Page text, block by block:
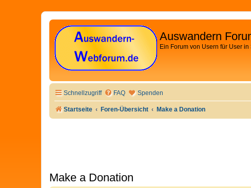
Auswandern
Ein Forum von Usern für User
Schnellzugriff FAQ Spenden
Startseite Foren-Übersicht Make a Donation
Make a Donation